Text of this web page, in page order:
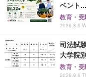
ベント
教育・受
2026.8.5
司法試
大学院
教育・受
2026.8.6